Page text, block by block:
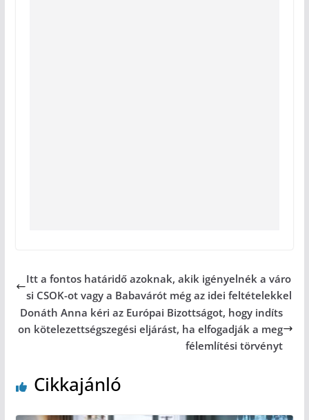
Itt a fontos határidő azoknak, akik igényelnék a váro
si CSOK-ot vagy a Babavárót még az idei feltételekkel
Donáth Anna kéri az Európai Bizottságot, hogy indíts
on kötelezettségszegési eljárást, ha elfogadják a meg
félemlítési törvényt
Cikkajánló